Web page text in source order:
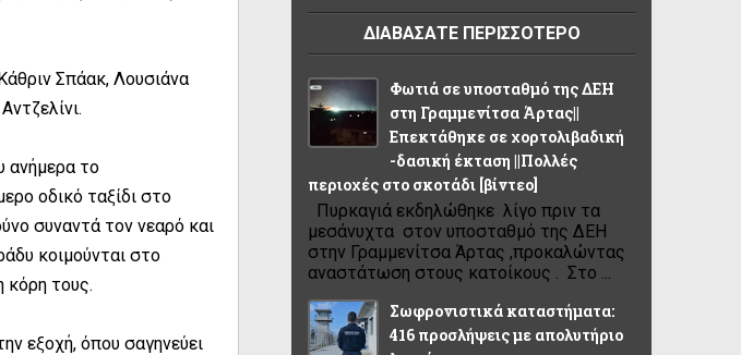
Σπάακ, Λουσιάνα
ανήμερα το
οδικό ταξίδι στο
συναντά τον νεαρό και
κοιμούνται στο
κόρη τους.
εξοχή, όπου σαγηνεύει
ΔΙΑΒΑΣΑΤΕ ΠΕΡΙΣΣΟΤΕΡΟ
Φωτιά σε υποσταθμό της ΔΕΗ
στη Γραμμενίτσα Άρτας||
Επεκτάθηκε σε χορτολιβαδική
-δασική έκταση ||Πολλές
περιοχές στο σκοτάδι [βίντεο]
Πυρκαγιά εκδηλώθηκε λίγο πριν τα
μεσάνυχτα στον υποσταθμό της ΔΕΗ
στην Γραμμενίτσα Άρτας ,προκαλώντας
αναστάτωση στους κατοίκους . Στο ...
Σωφρονιστικά καταστήματα:
416 προσλήψεις με απολυτήριο